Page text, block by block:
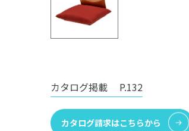
カタログ掲載 P.132
カタログ請求はこちらから